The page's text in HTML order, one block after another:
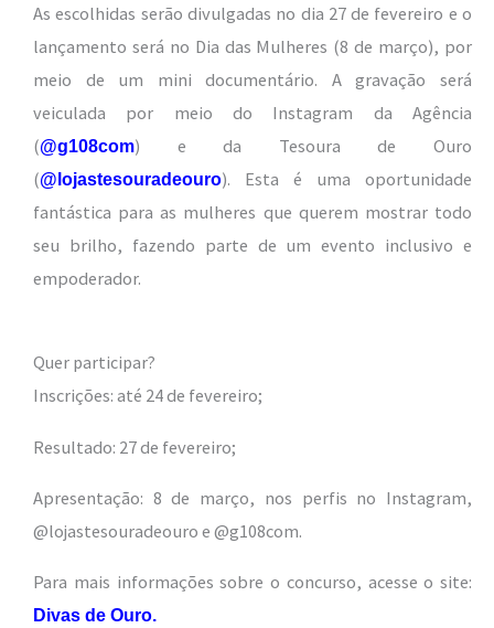
As escolhidas serão divulgadas no dia 27 de fevereiro e o
lançamento será no Dia das Mulheres (8 de março), por
meio de um mini documentário. A gravação será
veiculada por meio do Instagram da Agência
(@g108com) e da Tesoura de Ouro
(@lojastesouradeouro). Esta é uma oportunidade
fantástica para as mulheres que querem mostrar todo
seu brilho, fazendo parte de um evento inclusivo e
empoderador.
Quer participar?
Inscrições: até 24 de fevereiro;
Resultado: 27 de fevereiro;
Apresentação: 8 de março, nos perfis no Instagram,
@lojastesouradeouro e @g108com.
Para mais informações sobre o concurso, acesse o site:
Divas de Ouro.